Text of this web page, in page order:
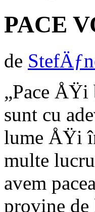
PACE
de
„Pace
sunt cu
lume ÅŸi
multe
avem
provine